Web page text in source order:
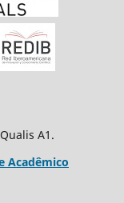
A1.
Acadêmico